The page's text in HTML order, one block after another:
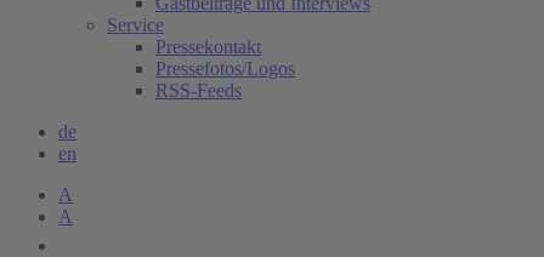
Service
Pressekontakt
Pressefotos/Logos
RSS-Feeds
de
en
A
A